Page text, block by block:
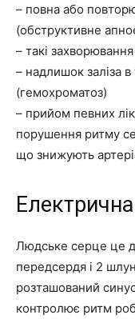
– повна або
(обструктивне
– такі
– надлишок заліза
(гемохроматоз)
– прийом певних
порушення ритму
що знижують
Людське серце це
передсердя і 2
розташований
контролює ритм